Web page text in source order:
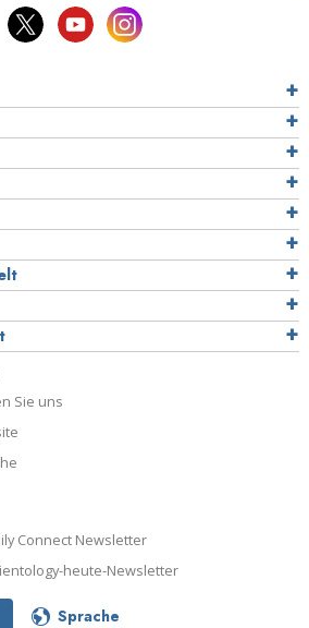
Sie uns
Connect Newsletter
heute-Newsletter
Sprache